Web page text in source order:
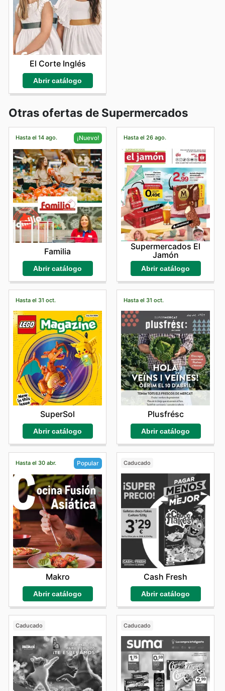
El Corte Inglés
Abrir catálogo
Otras ofertas de Supermercados
Hasta el 14 ago. ¡Nuevo!
Familia
Abrir catálogo
Hasta el 26 ago.
Supermercados El
Jamón
Abrir catálogo
Hasta el 31 oct.
SuperSol
Abrir catálogo
Hasta el 31 oct.
Plusfrésc
Abrir catálogo
Hasta el 30 abr. Popular
Makro
Abrir catálogo
Caducado
Cash Fresh
Abrir catálogo
Caducado Caducado